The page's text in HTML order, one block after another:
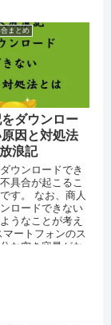
まとめ
ダウンロー
原因と対処法
浪記
ウンロードでき
具合が起こるこ
す。 なお、商人
ロードできない
うなことが考え
マートフォンのス
な空き容量がな